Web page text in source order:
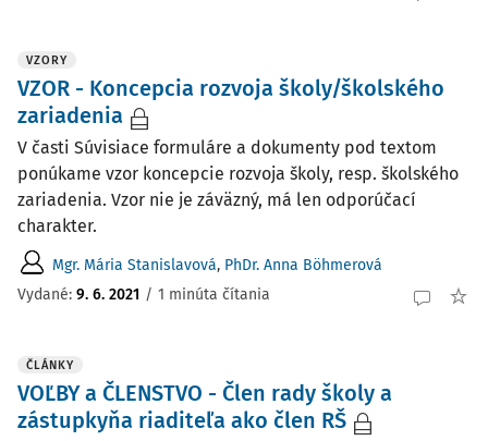
VZORY
VZOR - Koncepcia rozvoja školy/školského
zariadenia
V časti Súvisiace formuláre a dokumenty pod textom
ponúkame vzor koncepcie rozvoja školy, resp. školského
zariadenia. Vzor nie je záväzný, má len odporúčací
charakter.
Mgr. Mária Stanislavová, PhDr. Anna Böhmerová
Vydané: 9. 6. 2021 / 1 minúta čítania
ČLÁNKY
VOĽBY a ČLENSTVO - Člen rady školy a
zástupkyňa riaditeľa ako člen RŠ